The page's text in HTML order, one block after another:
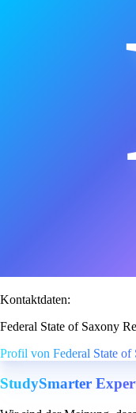
Kontaktdaten:
Federal State of Saxony
Profil von Federal State of
StudySmarter